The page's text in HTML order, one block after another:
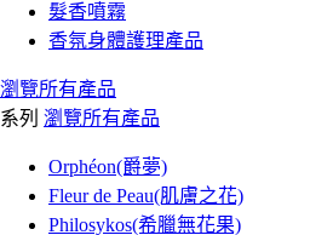
髮香噴霧
香氛身體護理產品
瀏覽所有產品
系列 瀏覽所有產品
Orphéon(爵夢)
Fleur de Peau(肌膚之花)
Philosykos(希臘無花果)